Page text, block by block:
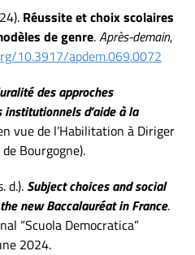
Réussite et choix scolaires
de genre.Après-demain,
10.3917/apdem.069.0072
des approches
d’aide à la
vue de l’Habilitation à Diriger
Bourgogne).
d.). Subject choices and social
new Baccalauréat in France.
“Scuola Democratica”
2024.